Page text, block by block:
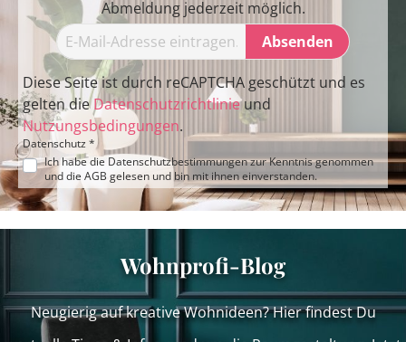
Abmeldung jederzeit möglich.
Absenden
Diese Seite ist durch reCAPTCHA geschützt und es
gelten dieDatenschutzrichtlinieund
Nutzungsbedingungen.
Datenschutz *
Ich habe die Datenschutzbestimmungenzur Kenntnis genommen
und die AGB gelesen und bin mit ihnen einverstanden.
Wohnprofi-Blog
Neugierig auf kreative Wohnideen? Hier findest Du